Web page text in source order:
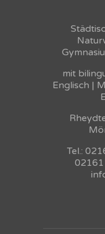
mit
Englisch |
Tel.:
02161